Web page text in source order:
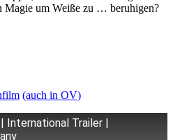
Magie um Weiße zu … beruhigen?
(auch in OV)
| International Trailer |